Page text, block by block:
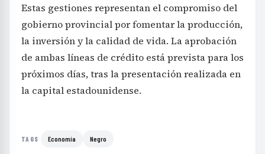
Estas gestiones representan el compromiso del
gobierno provincial por fomentar la producción,
la inversión y la calidad de vida. La aprobación
de ambas líneas de crédito está prevista para los
próximos días, tras la presentación realizada en
la capital estadounidense.
TAGS Economía Negro